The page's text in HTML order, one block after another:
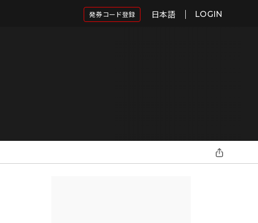
発券コード登録 日本語 LOGIN